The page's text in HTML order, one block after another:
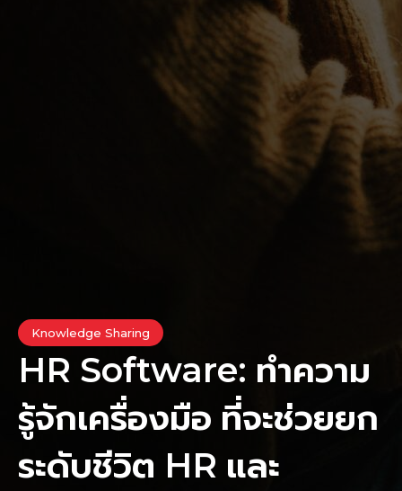
Knowledge Sharing
HR Software: ทำความ
รู้จักเครื่องมือ ที่จะช่วยยก
ระดับชีวิต HR และ